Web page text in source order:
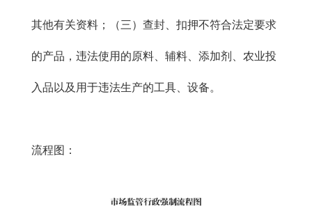
其他有关资料；（三）查封、扣押不符合法定要求
的产品，违法使用的原料、辅料、添加剂、农业投
入品以及用于违法生产的工具、设备。
流程图：